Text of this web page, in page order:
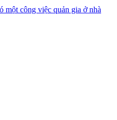
một công việc quản gia ở nhà